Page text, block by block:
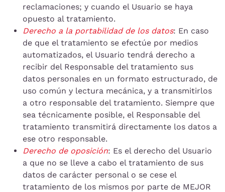
reclamaciones; y cuando el Usuario se haya
opuesto al tratamiento.
Derecho a la portabilidad de los datos: En caso
de que el tratamiento se efectúe por medios
automatizados, el Usuario tendrá derecho a
recibir del Responsable del tratamiento sus
datos personales en un formato estructurado, de
uso común y lectura mecánica, y a transmitirlos
a otro responsable del tratamiento. Siempre que
sea técnicamente posible, el Responsable del
tratamiento transmitirá directamente los datos a
ese otro responsable.
Derecho de oposición: Es el derecho del Usuario
a que no se lleve a cabo el tratamiento de sus
datos de carácter personal o se cese el
tratamiento de los mismos por parte de MEJOR